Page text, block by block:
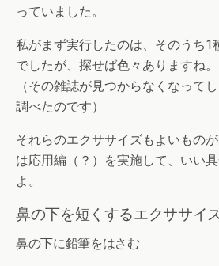
っていました。
私がまず実行したのは、そのうち1
でしたが、探せば色々ありますね。
（その雑誌が見つからなくなって
調べたのです）
それらのエクササイズもよいもの
は応用編（？）を実施して、いい
よ。
鼻の下を短くするエクササイ
鼻の下に鉛筆をはさむ